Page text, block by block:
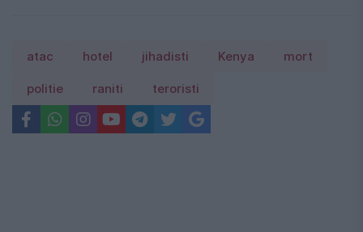
atac hotel jihadisti Kenya mort
politie raniti teroristi